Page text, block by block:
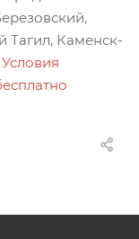
Каменск-
Условия